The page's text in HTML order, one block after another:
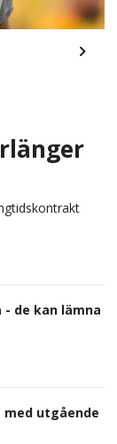
de kan lämna
med utgående